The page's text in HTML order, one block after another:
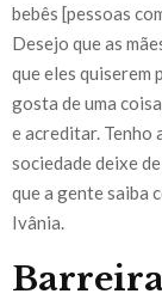
bebês [pessoas
Desejo que as
que eles quiserem
gosta de uma
e acreditar. Tenho
sociedade deixe
que a gente saiba
Ivânia.